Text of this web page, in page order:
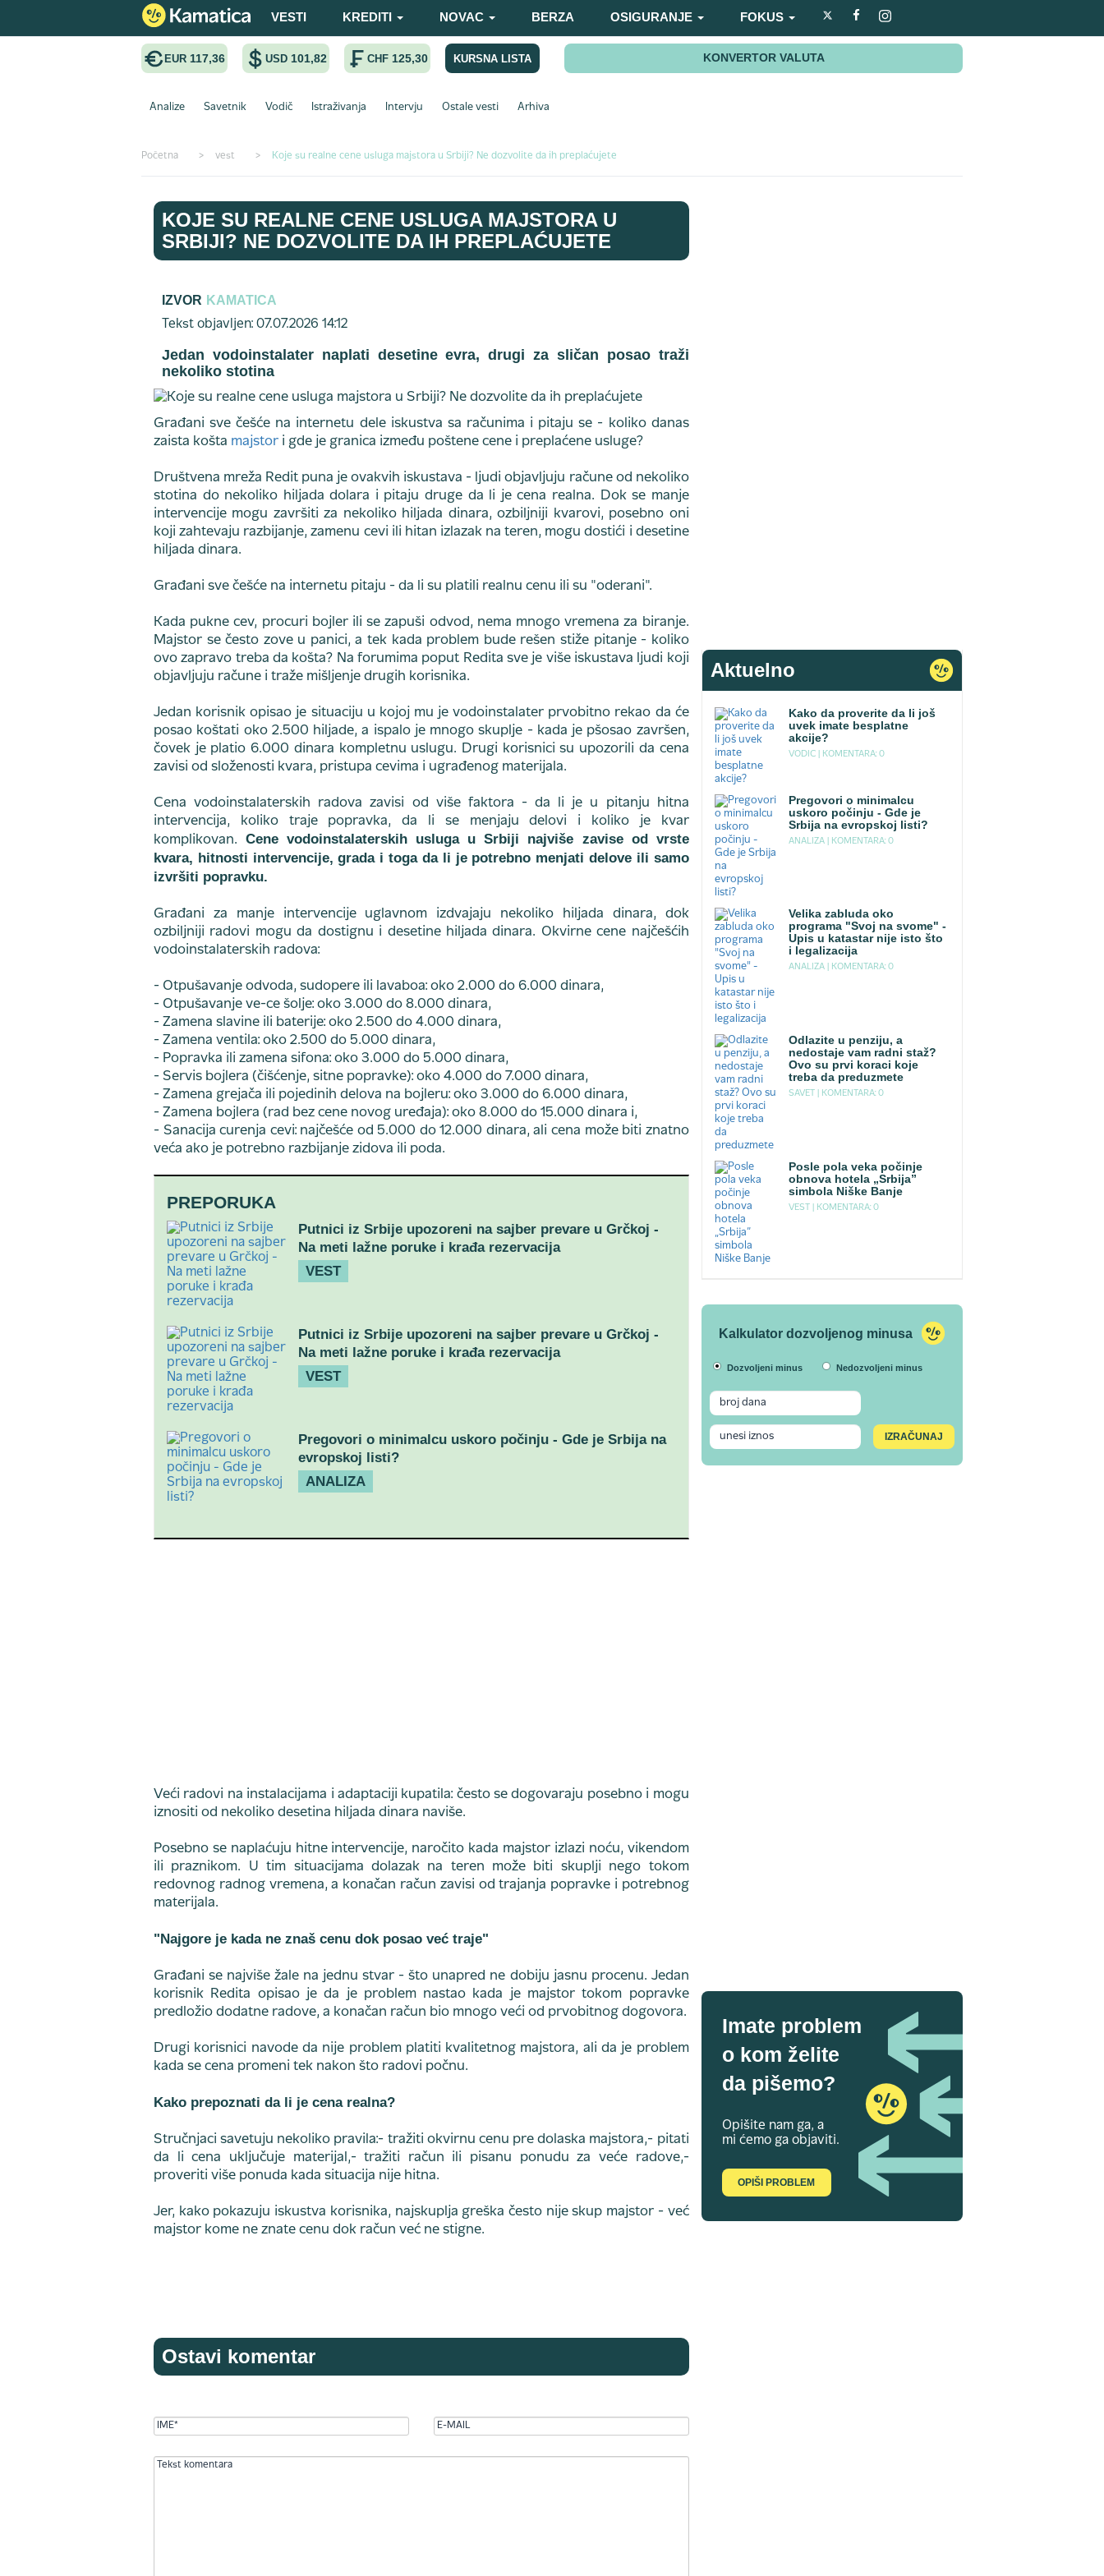
VESTI KREDITI NOVAC BERZA OSIGURANJE FOKUS
EUR 117,36 USD 101,82 CHF 125,30 KURSNA LISTA KONVERTOR VALUTA
Analize Savetnik Vodič Istraživanja Intervju Ostale vesti Arhiva
Početna > vest > Koje su realne cene usluga majstora u Srbiji? Ne dozvolite da ih preplaćujete
KOJE SU REALNE CENE USLUGA MAJSTORA U
SRBIJI? NE DOZVOLITE DA IH PREPLAĆUJETE
IZVOR KAMATICA
Tekst objavljen: 07.07.2026 14:12
Jedan vodoinstalater naplati desetine evra, drugi za sličan posao traži
nekoliko stotina
Građani sve češće na internetu dele iskustva sa računima i pitaju se - koliko danas
zaista košta majstor i gde je granica između poštene cene i preplaćene usluge?
Društvena mreža Redit puna je ovakvih iskustava - ljudi objavljuju račune od nekoliko
stotina do nekoliko hiljada dolara i pitaju druge da li je cena realna. Dok se manje
intervencije mogu završiti za nekoliko hiljada dinara, ozbiljniji kvarovi, posebno oni
koji zahtevaju razbijanje, zamenu cevi ili hitan izlazak na teren, mogu dostići i desetine
hiljada dinara.
Građani sve češće na internetu pitaju - da li su platili realnu cenu ili su "oderani".
Kada pukne cev, procuri bojler ili se zapuši odvod, nema mnogo vremena za biranje.
Majstor se često zove u panici, a tek kada problem bude rešen stiže pitanje - koliko
ovo zapravo treba da košta? Na forumima poput Redita sve je više iskustava ljudi koji
objavljuju račune i traže mišljenje drugih korisnika.
Jedan korisnik opisao je situaciju u kojoj mu je vodoinstalater prvobitno rekao da će
posao koštati oko 2.500 hiljade, a ispalo je mnogo skuplje - kada je pšosao završen,
čovek je platio 6.000 dinara kompletnu uslugu. Drugi korisnici su upozorili da cena
zavisi od složenosti kvara, pristupa cevima i ugrađenog materijala.
Cena vodoinstalaterskih radova zavisi od više faktora - da li je u pitanju hitna
intervencija, koliko traje popravka, da li se menjaju delovi i koliko je kvar
komplikovan.
Cene vodoinstalaterskih usluga u Srbiji najviše zavise od vrste
kvara, hitnosti intervencije, grada i toga da li je potrebno menjati delove ili samo
izvršiti popravku.
Građani za manje intervencije uglavnom izdvajaju nekoliko hiljada dinara, dok
ozbiljniji radovi mogu da dostignu i desetine hiljada dinara. Okvirne cene najčešćih
vodoinstalaterskih radova:
- Otpušavanje odvoda, sudopere ili lavaboa: oko 2.000 do 6.000 dinara,
- Otpušavanje ve-ce šolje: oko 3.000 do 8.000 dinara,
- Zamena slavine ili baterije: oko 2.500 do 4.000 dinara,
- Zamena ventila: oko 2.500 do 5.000 dinara,
- Popravka ili zamena sifona: oko 3.000 do 5.000 dinara,
- Servis bojlera (čišćenje, sitne popravke): oko 4.000 do 7.000 dinara,
- Zamena grejača ili pojedinih delova na bojleru: oko 3.000 do 6.000 dinara,
- Zamena bojlera (rad bez cene novog uređaja): oko 8.000 do 15.000 dinara i,
- Sanacija curenja cevi: najčešće od 5.000 do 12.000 dinara, ali cena može biti znatno
veća ako je potrebno razbijanje zidova ili poda.
PREPORUKA
Putnici iz Srbije upozoreni na sajber prevare u Grčkoj -
Na meti lažne poruke i krađa rezervacija
VEST
Putnici iz Srbije upozoreni na sajber prevare u Grčkoj -
Na meti lažne poruke i krađa rezervacija
VEST
Pregovori o minimalcu uskoro počinju - Gde je Srbija na
evropskoj listi?
ANALIZA
Veći radovi na instalacijama i adaptaciji kupatila: često se dogovaraju posebno i mogu
iznositi od nekoliko desetina hiljada dinara naviše.
Posebno se naplaćuju hitne intervencije, naročito kada majstor izlazi noću, vikendom
ili praznikom. U tim situacijama dolazak na teren može biti skuplji nego tokom
redovnog radnog vremena, a konačan račun zavisi od trajanja popravke i potrebnog
materijala.
"Najgore je kada ne znaš cenu dok posao već traje"
Građani se najviše žale na jednu stvar - što unapred ne dobiju jasnu procenu. Jedan
korisnik Redita opisao je da je problem nastao kada je majstor tokom popravke
predložio dodatne radove, a konačan račun bio mnogo veći od prvobitnog dogovora.
Drugi korisnici navode da nije problem platiti kvalitetnog majstora, ali da je problem
kada se cena promeni tek nakon što radovi počnu.
Kako prepoznati da li je cena realna?
Stručnjaci savetuju nekoliko pravila:- tražiti okvirnu cenu pre dolaska majstora,- pitati
da li cena uključuje materijal,- tražiti račun ili pisanu ponudu za veće radove,-
proveriti više ponuda kada situacija nije hitna.
Jer, kako pokazuju iskustva korisnika, najskuplja greška često nije skup majstor - već
majstor kome ne znate cenu dok račun već ne stigne.
Ostavi komentar
Aktuelno
Kako da proverite da li još
uvek imate besplatne
akcije?
VODIC | KOMENTARA: 0
Pregovori o minimalcu
uskoro počinju - Gde je
Srbija na evropskoj listi?
ANALIZA | KOMENTARA: 0
Velika zabluda oko
programa "Svoj na svome" -
Upis u katastar nije isto što
i legalizacija
ANALIZA | KOMENTARA: 0
Odlazite u penziju, a
nedostaje vam radni staž?
Ovo su prvi koraci koje
treba da preduzmete
SAVET | KOMENTARA: 0
Posle pola veka počinje
obnova hotela „Srbija”
simbola Niške Banje
VEST | KOMENTARA: 0
Kalkulator dozvoljenog minusa
Dozvoljeni minus Nedozvoljeni minus
Imate problem
o kom želite
da pišemo?
Opišite nam ga, a
mi ćemo ga objaviti.
OPIŠI PROBLEM